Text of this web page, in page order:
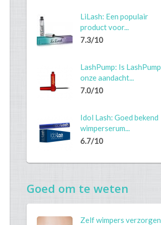
LiLash: Een populair
product voor...
7.3/10
LashPump: Is LashPump
onze aandacht...
7.0/10
Idol Lash: Goed bekend
wimperserum...
6.7/10
Goed om te weten
Zelf wimpers verzorgen